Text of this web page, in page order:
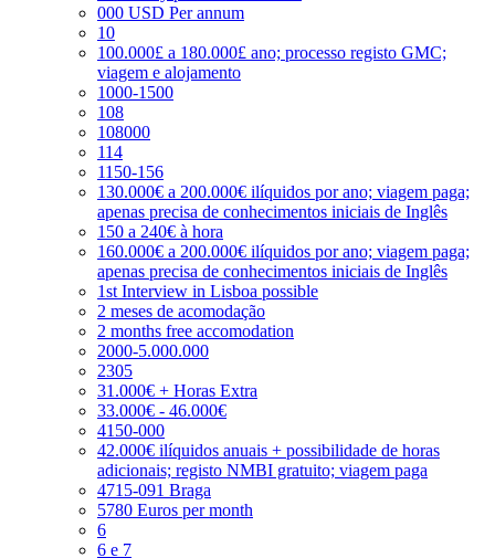
000 USD Per annum
10
100.000£ a 180.000£ ano; processo registo GMC;
viagem e alojamento
1000-1500
108
108000
114
1150-156
130.000€ a 200.000€ ilíquidos por ano; viagem paga;
apenas precisa de conhecimentos iniciais de Inglês
150 a 240€ à hora
160.000€ a 200.000€ ilíquidos por ano; viagem paga;
apenas precisa de conhecimentos iniciais de Inglês
1st Interview in Lisboa possible
2 meses de acomodação
2 months free accomodation
2000-5.000.000
2305
31.000€ + Horas Extra
33.000€ - 46.000€
4150-000
42.000€ ilíquidos anuais + possibilidade de horas
adicionais; registo NMBI gratuito; viagem paga
4715-091 Braga
5780 Euros per month
6
6 e 7